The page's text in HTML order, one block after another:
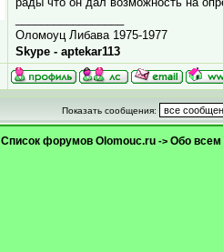
Оломоуц Либава 1975-1977
Skype - aptekar113
Показать сообщения:
Список форумов Olomouc.ru -> Обо всем